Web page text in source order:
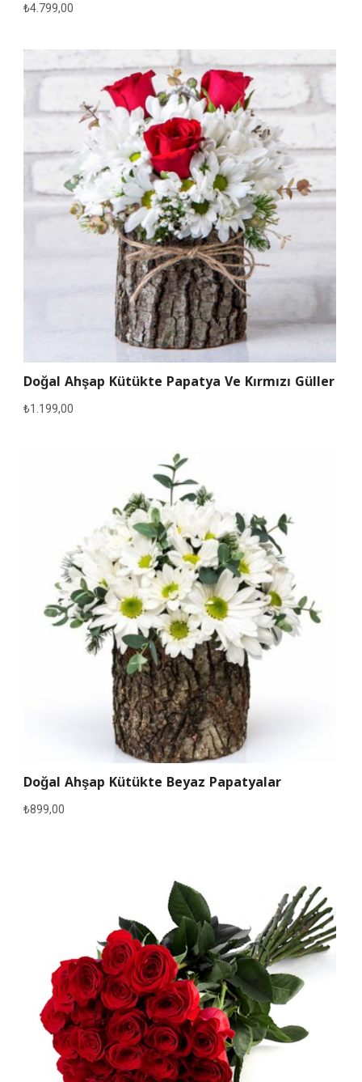
₺4.799,00
Doğal Ahşap Kütükte Papatya Ve Kırmızı Güller
₺1.199,00
Doğal Ahşap Kütükte Beyaz Papatyalar
₺899,00